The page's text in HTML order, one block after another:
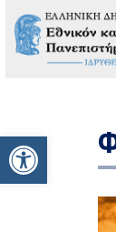
Ανοίξτε τη γραμμή